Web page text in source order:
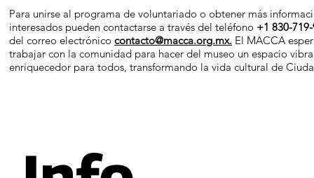
Para unirse al programa de voluntariado o obtener más
interesados pueden contactarse a través del teléfono +1 830-
del correo electrónicocontacto@macca.org.mx. El MACCA
trabajar con la comunidad para hacer del museo un espacio
enriquecedor para todos, transformando la vida cultural de